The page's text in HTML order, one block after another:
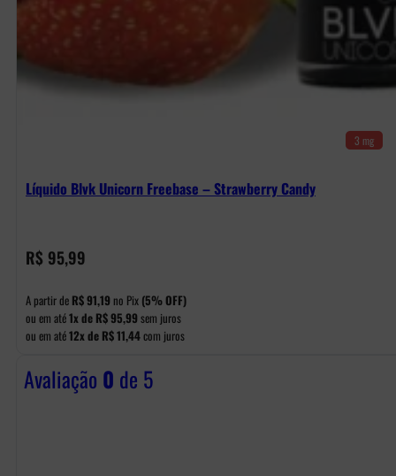
3 mg
Líquido Blvk Unicorn Freebase – Strawberry Candy
R$ 95,99
A partir de R$91,19 no Pix (5% OFF)
ou em até1x de R$95,99 sem juros
ou em até12x de R$11,44com juros
Avaliação 0 de 5